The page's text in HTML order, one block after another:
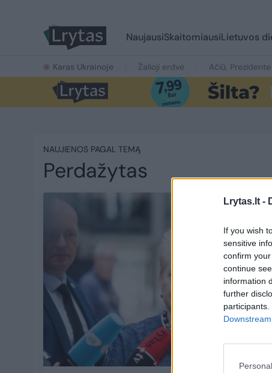
Lrytas.lt -
If you wish
sensitive
confirm
continue
information
further
NaujausiSkaitomiausiLietuvos
Karas Ukrainoje Žalioji erdvė Ačiū, Prezidente
NAUJIENOS PAGAL TEMĄ
Perdažytas